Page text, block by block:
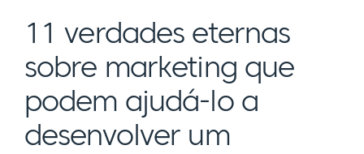
11 verdades eternas
sobre marketing que
podem ajudá-lo a
desenvolver um